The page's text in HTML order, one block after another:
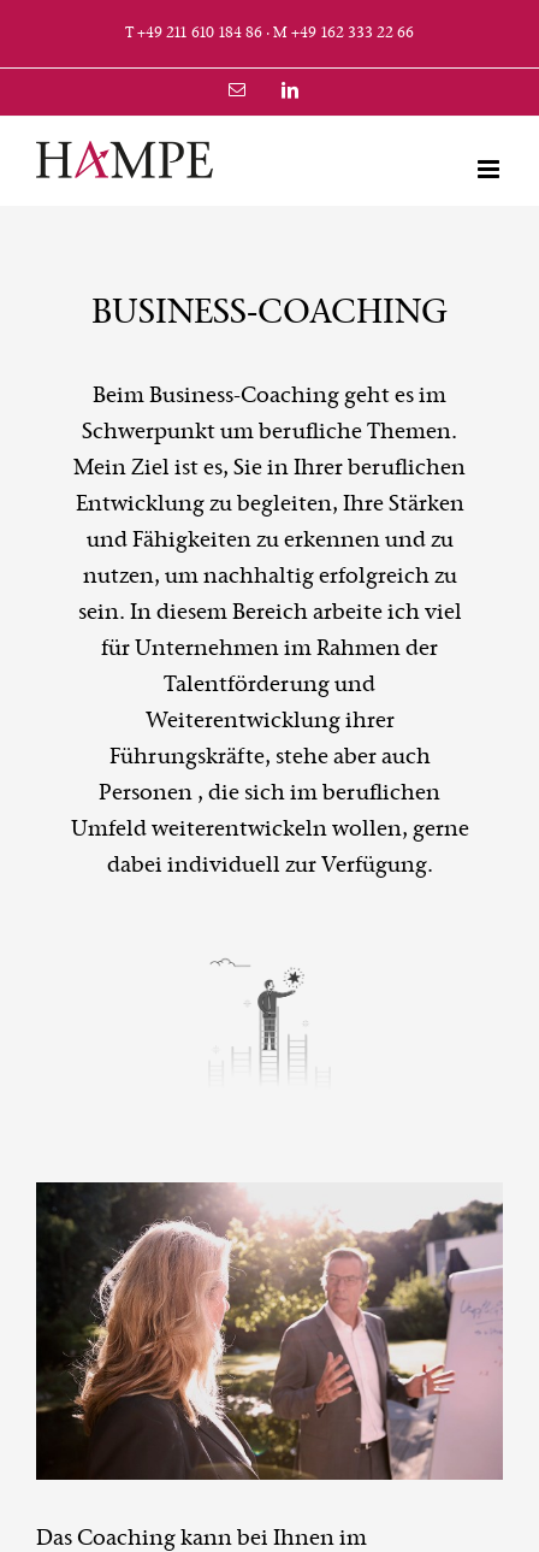
springen
T +49 211 610 184 86 · M +49 162 333 22 66
E-
LinkedIn
BUSINESS-COACHING
Beim Business-Coaching geht es im
Schwerpunkt um berufliche Themen.
Mein Ziel ist es, Sie in Ihrer beruflichen
Entwicklung zu begleiten, Ihre Stärken
und Fähigkeiten zu erkennen und zu
nutzen, um nachhaltig erfolgreich zu
sein. In diesem Bereich arbeite ich viel
für Unternehmen im Rahmen der
Talentförderung und
Weiterentwicklung ihrer
Führungskräfte, stehe aber auch
Personen , die sich im beruflichen
Umfeld weiterentwickeln wollen, gerne
dabei individuell zur Verfügung.
Das Coaching kann bei Ihnen im